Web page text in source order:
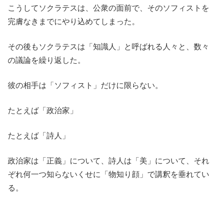
こうしてソクラテスは、公衆の面前で、そのソフィストを
完膚なきまでにやり込めてしまった。
その後もソクラテスは「知識人」と呼ばれる人々と、数々
の議論を繰り返した。
彼の相手は「ソフィスト」だけに限らない。
たとえば「政治家」
たとえば「詩人」
政治家は「正義」について、詩人は「美」について、それ
ぞれ何一つ知らないくせに「物知り顔」で講釈を垂れてい
る。